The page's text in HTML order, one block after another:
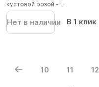
кустовой розой - L
Нет в наличии В 1 клик
10 11 12